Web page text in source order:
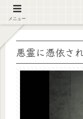
【注意喚起】偽
悪霊に憑依さ
メニュー